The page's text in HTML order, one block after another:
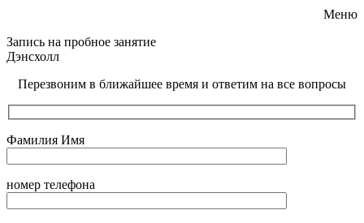
Меню
Запись на пробное занятие
Дэнсхолл
Перезвоним в ближайшее время и ответим на все вопросы
Фамилия Имя
номер телефона